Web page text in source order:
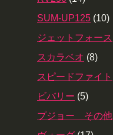
SUM-UP125 (10)
ジェットフォース
スカラベオ (8)
スピードファイト
ビバリー (5)
プジョー その他